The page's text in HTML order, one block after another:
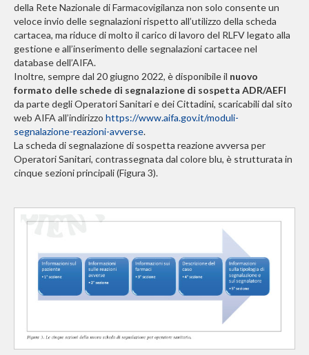
della Rete Nazionale di Farmacovigilanza non solo consente un
veloce invio delle segnalazioni rispetto all’utilizzo della scheda
cartacea, ma riduce di molto il carico di lavoro del RLFV legato alla
gestione e all’inserimento delle segnalazioni cartacee nel
database dell’AIFA.
Inoltre, sempre dal 20 giugno 2022, è disponibile il nuovo
formato delle schede di segnalazione di sospetta ADR/AEFI
da parte degli Operatori Sanitari e dei Cittadini, scaricabili dal sito
web AIFA all’indirizzo https://www.aifa.gov.it/moduli-
segnalazione-reazioni-avverse.
La scheda di segnalazione di sospetta reazione avversa per
Operatori Sanitari, contrassegnata dal colore blu, è strutturata in
cinque sezioni principali (Figura 3).